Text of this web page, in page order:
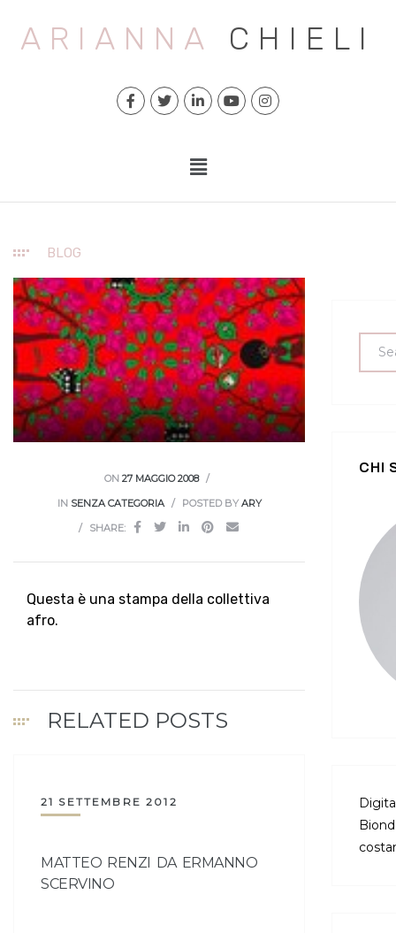
ARIANNA CHIELI
BLOG
ON 27 MAGGIO 2008
IN SENZA CATEGORIA POSTED BY ARY
SHARE:
Questa è una stampa della collettiva
afro.
RELATED POSTS
21 SETTEMBRE 2012
MATTEO RENZI DA ERMANNO
SCERVINO
CHI